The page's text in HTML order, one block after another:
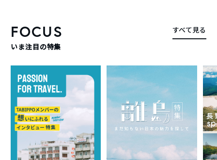
FOCUS
いま注目の特集
すべて見る